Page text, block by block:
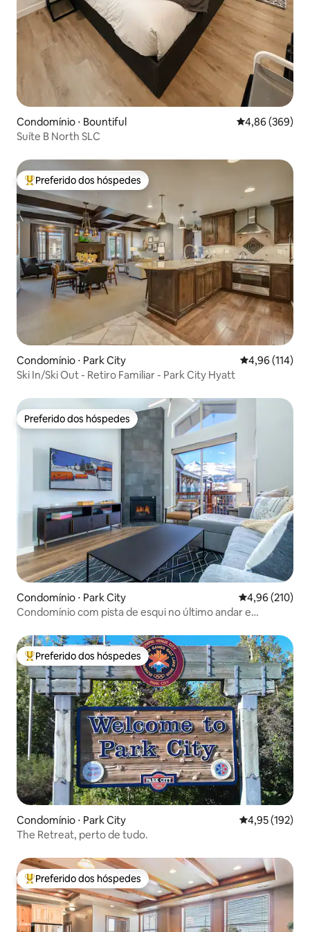
Condomínio ⋅ Bountiful 4,86 de uma
4,86 (369)
Suíte B North SLC
Entre os melhores preferidos dos hóspedes
Preferido dos hóspedes
Condomínio ⋅ Park City 4,96 de uma
4,96 (114)
Ski In/Ski Out - Retiro Familiar - Park City Hyatt
Preferido dos hóspedes
Preferido dos hóspedes
Condomínio ⋅ Park City 4,96 de uma
4,96 (210)
Condomínio com pista de esqui no último andar e
Entre os melhores preferidos dos hóspedes
Preferido dos hóspedes
Condomínio ⋅ Park City 4,95 de uma
4,95 (192)
The Retreat, perto de tudo.
Entre os melhores preferidos dos hóspedes
Preferido dos hóspedes